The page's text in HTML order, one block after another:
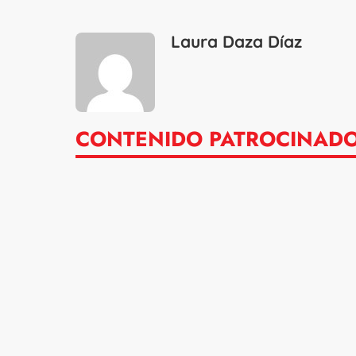
Laura Daza Díaz
CONTENIDO